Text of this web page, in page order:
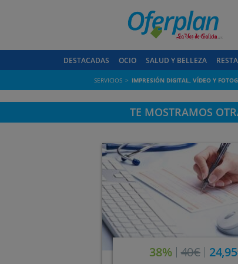
DESTACADAS OCIO SALUD Y BELLEZA
SERVICIOS IMPRESIÓN DIGITAL, VÍDEO Y
TE MOSTRAMOS
38% 40€